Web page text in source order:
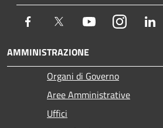
Facebook Twitter YoutubeInstagram
AMMINISTRAZIONE
Organi di Governo
Aree Amministrative
Uffici